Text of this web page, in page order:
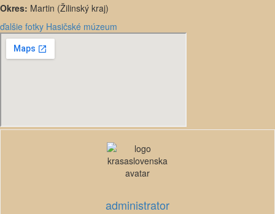
Okres: Martin (Žilinský kraj)
ďalšie fotky Hasičské múzeum
administrator